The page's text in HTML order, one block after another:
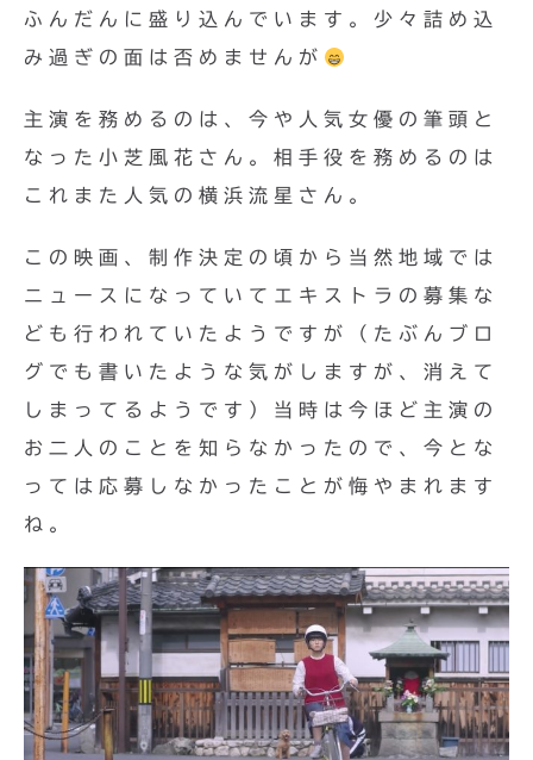
ふんだんに盛り込んでいます。少々詰め込
み過ぎの面は否めませんが
主演を務めるのは、今や人気女優の筆頭と
なった小芝風花さん。相手役を務めるのは
これまた人気の横浜流星さん。
この映画、制作決定の頃から当然地域では
ニュースになっていてエキストラの募集な
ども行われていたようですが（たぶんブロ
グでも書いたような気がしますが、消えて
しまってるようです）当時は今ほど主演の
お二人のことを知らなかったので、今とな
っては応募しなかったことが悔やまれます
ね。